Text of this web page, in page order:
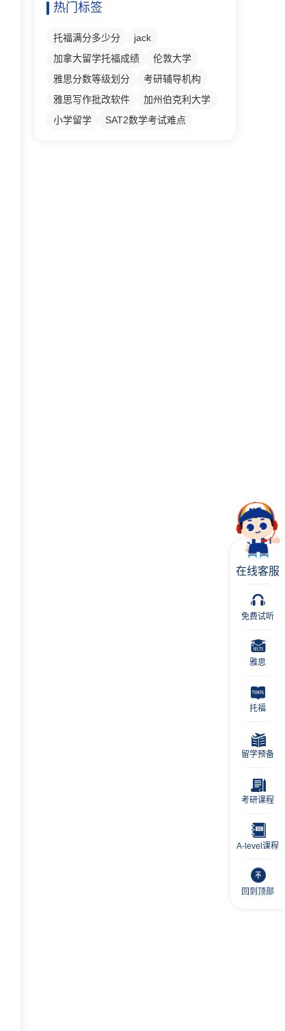
热门标签
托福满分多少分
jack
加拿大留学托福成绩
伦敦大学
雅思分数等级划分
考研辅导机构
雅思写作批改软件
加州伯克利大学
小学留学
SAT2数学考试难点
在线客服
免费试听
雅思
托福
留学预备
考研课程
A-level课程
回到顶部